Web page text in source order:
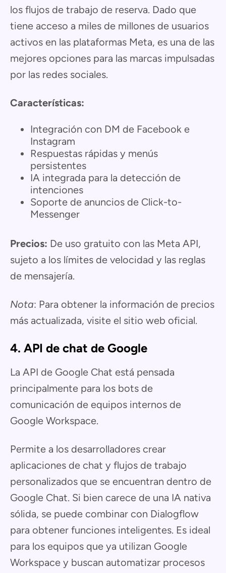
los flujos de trabajo de reserva. Dado que
tiene acceso a miles de millones de usuarios
activos en las plataformas Meta, es una de las
mejores opciones para las marcas impulsadas
por las redes sociales.
Características:
Integración con DM de Facebook e
Instagram
Respuestas rápidas y menús
persistentes
IA integrada para la detección de
intenciones
Soporte de anuncios de Click-to-
Messenger
Precios: De uso gratuito con las Meta API,
sujeto a los límites de velocidad y las reglas
de mensajería.
Nota: Para obtener la información de precios
más actualizada, visite el sitio web oficial.
4. API de chat de Google
La API de Google Chat está pensada
principalmente para los bots de
comunicación de equipos internos de
Google Workspace.
Permite a los desarrolladores crear
aplicaciones de chat y flujos de trabajo
personalizados que se encuentran dentro de
Google Chat. Si bien carece de una IA nativa
sólida, se puede combinar con Dialogflow
para obtener funciones inteligentes. Es ideal
para los equipos que ya utilizan Google
Workspace y buscan automatizar procesos